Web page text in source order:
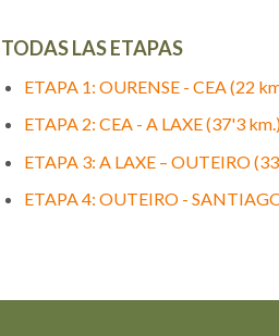
TODAS LAS ETAPAS
ETAPA 1: OURENSE - CEA (22
ETAPA 2: CEA - A LAXE (37'3
ETAPA 3: A LAXE – OUTEIRO
ETAPA 4: OUTEIRO -